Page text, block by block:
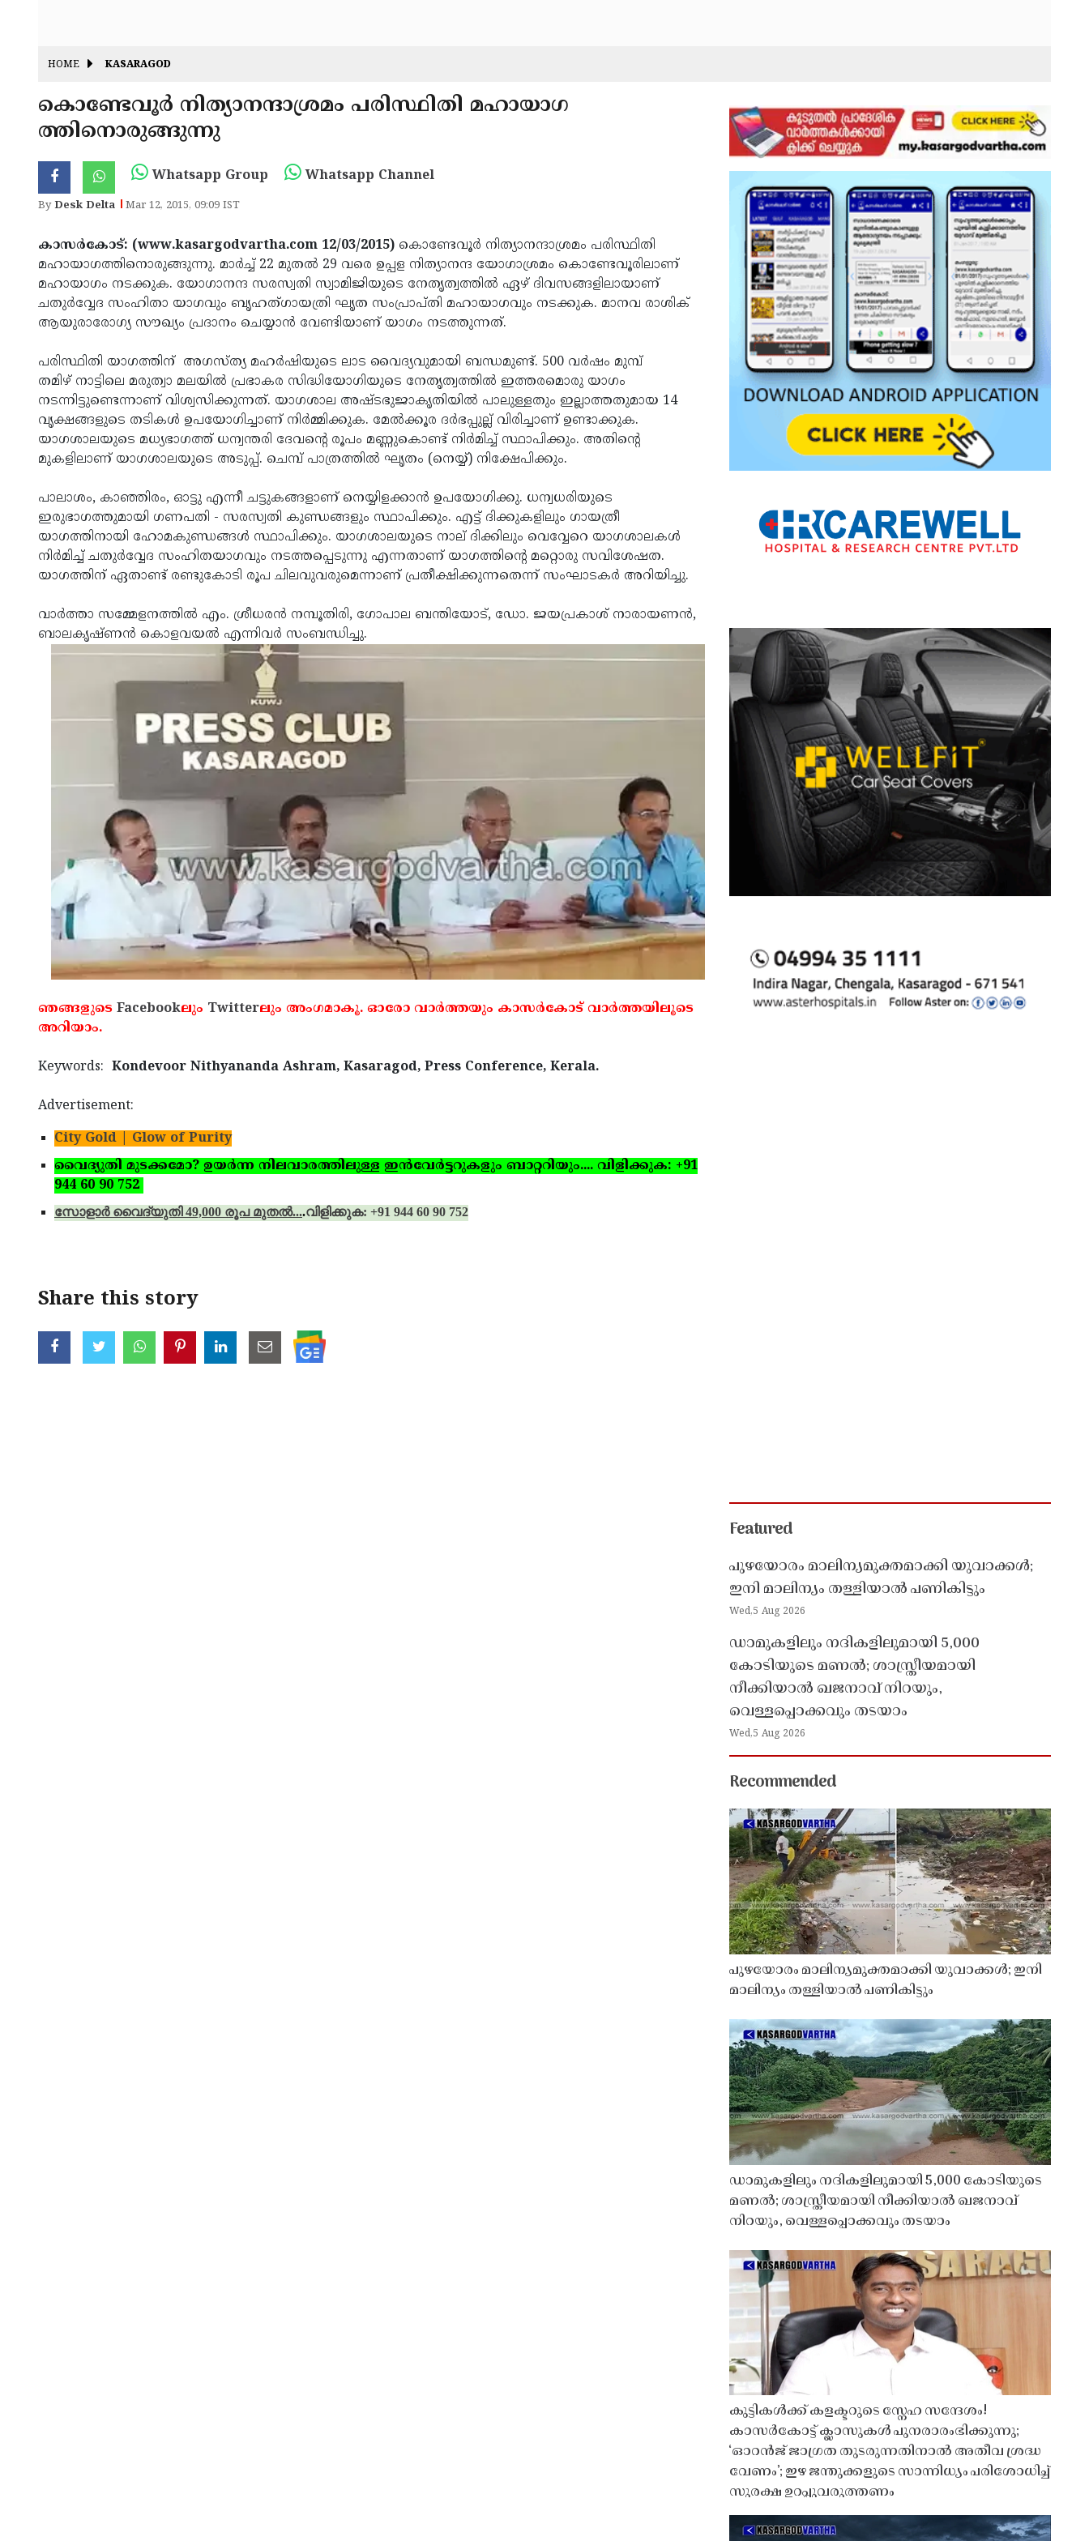
HOME KASARAGOD
കൊണ്ടേവൂര്‍ നിത്യാനന്ദാശ്രമം പരിസ്ഥിതി മഹായാഗ
ത്തിനൊരുങ്ങുന്നു
Whatsapp Group Whatsapp Channel
ByDesk Delta Mar 12, 2015, 09:09 IST
കാസര്‍കോട്: (www.kasargodvartha.com 12/03/2015) കൊണ്ടേവൂര്‍ നിത്യാനന്ദാശ്രമം പരിസ്ഥിതി
മഹായാഗത്തിനൊരുങ്ങുന്നു. മാര്‍ച്ച് 22 മുതല്‍ 29 വരെ ഉപ്പള നിത്യാനന്ദ യോഗാശ്രമം കൊണ്ടേവൂരിലാണ്
മഹായാഗം നടക്കുക. യോഗാനന്ദ സരസ്വതി സ്വാമിജിയുടെ നേതൃത്വത്തില്‍ ഏഴ് ദിവസങ്ങളിലായാണ്
ചതുര്‍വ്വേദ സംഹിതാ യാഗവും ബൃഹത്ഗായത്രി ഘൃത സംപ്രാപ്തി മഹായാഗവും നടക്കുക. മാനവ രാശിക്
ആയുരാരോഗ്യ സൗഖ്യം പ്രദാനം ചെയ്യാന്‍ വേണ്ടിയാണ് യാഗം നടത്തുന്നത്.
പരിസ്ഥിതി യാഗത്തിന് അഗസ്ത്യ മഹര്‍ഷിയുടെ ലാട വൈദ്യവുമായി ബന്ധമുണ്ട്. 500 വര്‍ഷം മുമ്പ്
തമിഴ് നാട്ടിലെ മരുത്വാ മലയില്‍ പ്രഭാകര സിദ്ധിയോഗിയുടെ നേതൃത്വത്തില്‍ ഇത്തരമൊരു യാഗം
നടന്നിട്ടുണ്ടെന്നാണ് വിശ്വസിക്കുന്നത്. യാഗശാല അഷ്ടഭുജാകൃതിയില്‍ പാലുള്ളതും ഇല്ലാത്തതുമായ 14
വൃക്ഷങ്ങളുടെ തടികള്‍ ഉപയോഗിച്ചാണ് നിര്‍മ്മിക്കുക. മേല്‍ക്കൂര ദര്‍ഭപ്പുല്ല് വിരിച്ചാണ് ഉണ്ടാക്കുക.
യാഗശാലയുടെ മധ്യഭാഗത്ത് ധന്വന്തരി ദേവന്റെ രൂപം മണ്ണുകൊണ്ട് നിര്‍മിച്ച് സ്ഥാപിക്കും. അതിന്റെ
മുകളിലാണ് യാഗശാലയുടെ അടുപ്പ്. ചെമ്പ് പാത്രത്തില്‍ ഘൃതം (നെയ്യ്) നിക്ഷേപിക്കും.
പാലാശം, കാഞ്ഞിരം, ഓട്ടു എന്നീ ചട്ടുകങ്ങളാണ് നെയ്യിളക്കാന്‍ ഉപയോഗിക്കു. ധന്വധരിയുടെ
ഇരുഭാഗത്തുമായി ഗണപതി - സരസ്വതി കുണ്ഡങ്ങളും സ്ഥാപിക്കും. എട്ട് ദിക്കുകളിലും ഗായത്രീ
യാഗത്തിനായി ഹോമകുണ്ഡങ്ങള്‍ സ്ഥാപിക്കും. യാഗശാലയുടെ നാല് ദിക്കിലും വെവ്വേറെ യാഗശാലകള്‍
നിര്‍മിച്ച് ചതുര്‍വ്വേദ സംഹിതയാഗവും നടത്തപ്പെടുന്നു എന്നതാണ് യാഗത്തിന്റെ മറ്റൊരു സവിശേഷത.
യാഗത്തിന് ഏതാണ്ട് രണ്ടുകോടി രൂപ ചിലവുവരുമെന്നാണ് പ്രതീക്ഷിക്കുന്നതെന്ന് സംഘാടകര്‍ അറിയിച്ചു.
വാര്‍ത്താ സമ്മേളനത്തില്‍ എം. ശ്രീധരന്‍ നമ്പൂതിരി, ഗോപാല ബന്തിയോട്, ഡോ. ജയപ്രകാശ് നാരായണന്‍,
ബാലകൃഷ്ണന്‍ കൊളവയല്‍ എന്നിവര്‍ സംബന്ധിച്ചു.
ഞങ്ങളുടെ Facebookലും Twitterലും അംഗമാകൂ. ഓരോ വാര്‍ത്തയും കാസര്‍കോട് വാര്‍ത്തയിലൂടെ
അറിയാം.
Keywords: Kondevoor Nithyananda Ashram, Kasaragod, Press Conference, Kerala.
Advertisement:
City Gold | Glow of Purity
വൈദ്യുതി മുടക്കമോ? ഉയര്‍ന്ന നിലവാരത്തിലുള്ള ഇന്‍വേര്‍ട്ടറുകളും ബാറ്ററിയും.... വിളിക്കുക: +91
944 60 90 752
സോളാര്‍ വൈദ്യുതി 49,000 രൂപ മുതല്‍....വിളിക്കുക: +91 944 60 90 752
Share this story
Featured
പുഴയോരം മാലിന്യമുക്തമാക്കി യുവാക്കൾ;
ഇനി മാലിന്യം തള്ളിയാൽ പണികിട്ടും
Wed,5 Aug 2026
ഡാമുകളിലും നദികളിലുമായി 5,000
കോടിയുടെ മണൽ; ശാസ്ത്രീയമായി
നീക്കിയാൽ ഖജനാവ് നിറയും,
വെള്ളപ്പൊക്കവും തടയാം
Wed,5 Aug 2026
Recommended
പുഴയോരം മാലിന്യമുക്തമാക്കി യുവാക്കൾ; ഇനി
മാലിന്യം തള്ളിയാൽ പണികിട്ടും
ഡാമുകളിലും നദികളിലുമായി 5,000 കോടിയുടെ
മണൽ; ശാസ്ത്രീയമായി നീക്കിയാൽ ഖജനാവ്
നിറയും, വെള്ളപ്പൊക്കവും തടയാം
കുട്ടികൾക്ക് കളക്ടറുടെ സ്നേഹ സന്ദേശം!
കാസർകോട്ട് ക്ലാസുകൾ പുനരാരംഭിക്കുന്നു;
‘ഓറൻജ് ജാഗ്രത തുടരുന്നതിനാൽ അതീവ ശ്രദ്ധ
വേണം’; ഇഴ ജന്തുക്കളുടെ സാന്നിധ്യം പരിശോധിച്ച്
സുരക്ഷ ഉറപ്പുവരുത്തണം